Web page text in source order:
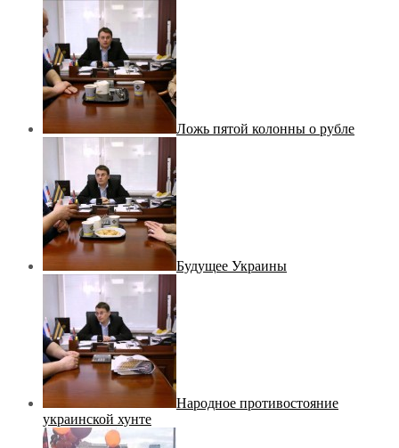
Ложь пятой колонны о рубле
Будущее Украины
Народное противостояние
украинской хунте